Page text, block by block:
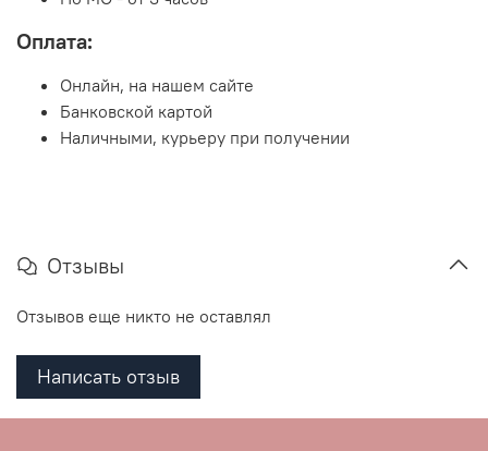
Оплата:
Онлайн, на нашем сайте
Банковской картой
Наличными, курьеру при получении
Отзывы
Отзывов еще никто не оставлял
Написать отзыв